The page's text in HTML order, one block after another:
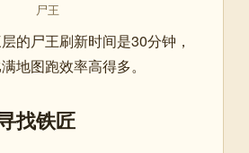
尸王
的尸王刷新时间是30分钟，
地图跑效率高得多。
找铁匠